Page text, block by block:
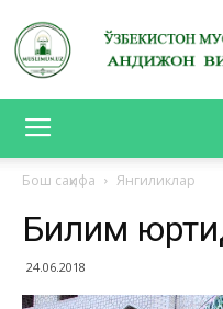
Бош саҳифа Янгиликлар
Билим
24.06.2018